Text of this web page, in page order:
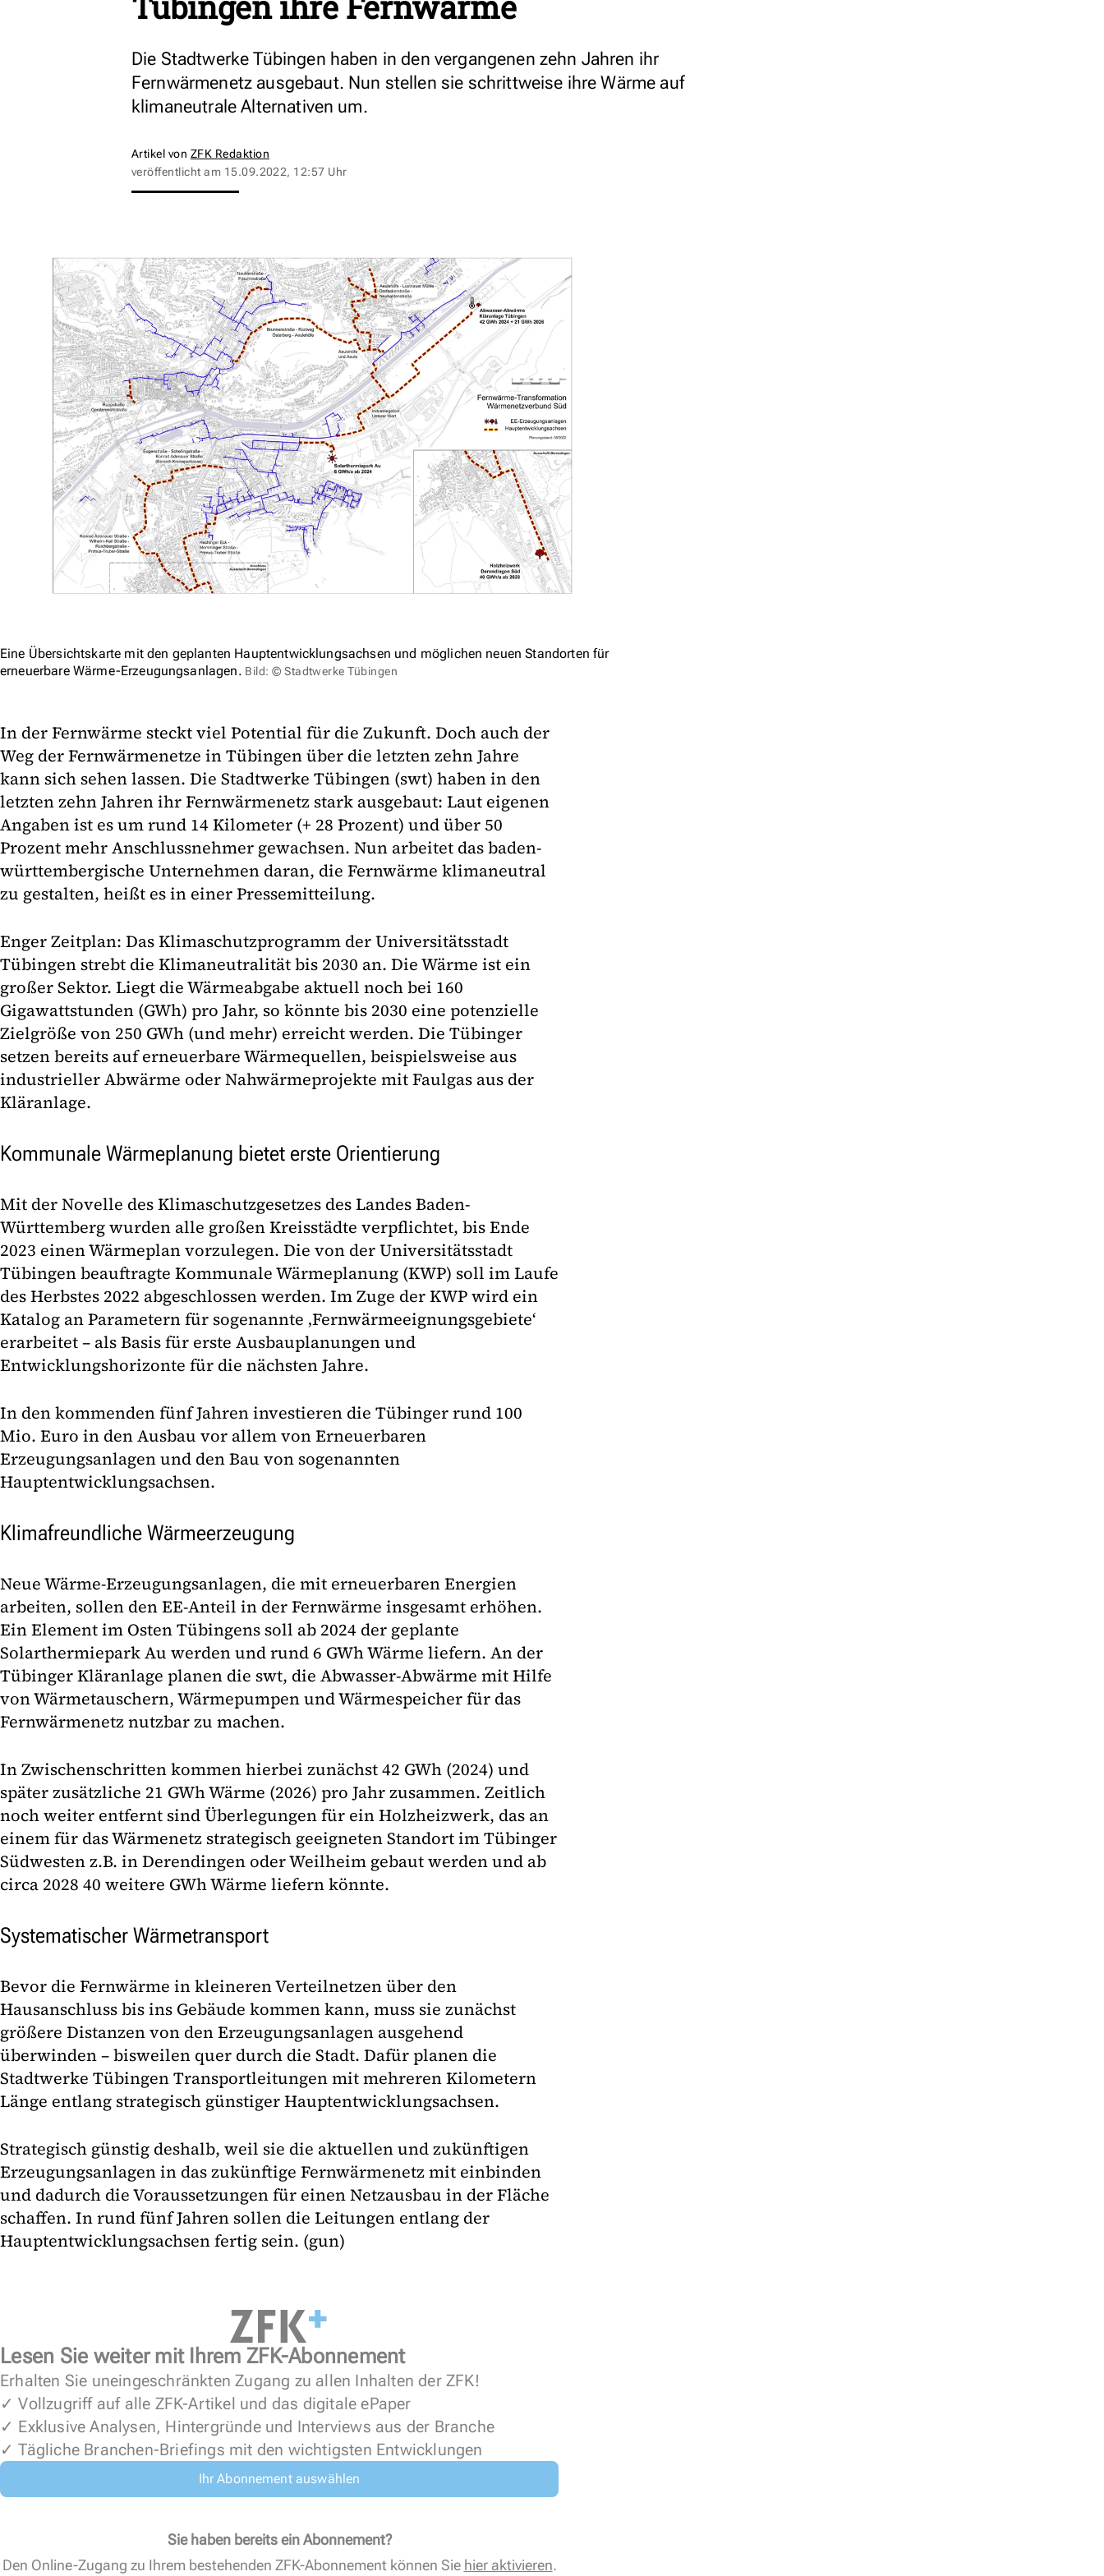
Die Stadtwerke Tübingen haben in den vergangenen zehn Jahren ihr
Fernwärmenetz ausgebaut. Nun stellen sie schrittweise ihre Wärme auf
klimaneutrale Alternativen um.
Artikel von ZFK Redaktion
veröffentlicht am 15.09.2022, 12:57 Uhr
Eine Übersichtskarte mit den geplanten Hauptentwicklungsachsen und möglichen neuen Standorten für
erneuerbare Wärme-Erzeugungsanlagen. Bild: © Stadtwerke Tübingen
In der Fernwärme steckt viel Potential für die Zukunft. Doch auch der
Weg der Fernwärmenetze in Tübingen über die letzten zehn Jahre
kann sich sehen lassen. Die Stadtwerke Tübingen (swt) haben in den
letzten zehn Jahren ihr Fernwärmenetz stark ausgebaut: Laut eigenen
Angaben ist es um rund 14 Kilometer (+ 28 Prozent) und über 50
Prozent mehr Anschlussnehmer gewachsen. Nun arbeitet das baden-
württembergische Unternehmen daran, die Fernwärme klimaneutral
zu gestalten, heißt es in einer Pressemitteilung.
Enger Zeitplan: Das Klimaschutzprogramm der Universitätsstadt
Tübingen strebt die Klimaneutralität bis 2030 an. Die Wärme ist ein
großer Sektor. Liegt die Wärmeabgabe aktuell noch bei 160
Gigawattstunden (GWh) pro Jahr, so könnte bis 2030 eine potenzielle
Zielgröße von 250 GWh (und mehr) erreicht werden. Die Tübinger
setzen bereits auf erneuerbare Wärmequellen, beispielsweise aus
industrieller Abwärme oder Nahwärmeprojekte mit Faulgas aus der
Kläranlage.
Kommunale Wärmeplanung bietet erste Orientierung
Mit der Novelle des Klimaschutzgesetzes des Landes Baden-
Württemberg wurden alle großen Kreisstädte verpflichtet, bis Ende
2023 einen Wärmeplan vorzulegen. Die von der Universitätsstadt
Tübingen beauftragte Kommunale Wärmeplanung (KWP) soll im Laufe
des Herbstes 2022 abgeschlossen werden. Im Zuge der KWP wird ein
Katalog an Parametern für sogenannte ‚Fernwärmeeignungsgebiete‘
erarbeitet – als Basis für erste Ausbauplanungen und
Entwicklungshorizonte für die nächsten Jahre.
In den kommenden fünf Jahren investieren die Tübinger rund 100
Mio. Euro in den Ausbau vor allem von Erneuerbaren
Erzeugungsanlagen und den Bau von sogenannten
Hauptentwicklungsachsen.
Klimafreundliche Wärmeerzeugung
Neue Wärme-Erzeugungsanlagen, die mit erneuerbaren Energien
arbeiten, sollen den EE-Anteil in der Fernwärme insgesamt erhöhen.
Ein Element im Osten Tübingens soll ab 2024 der geplante
Solarthermiepark Au werden und rund 6 GWh Wärme liefern. An der
Tübinger Kläranlage planen die swt, die Abwasser-Abwärme mit Hilfe
von Wärmetauschern, Wärmepumpen und Wärmespeicher für das
Fernwärmenetz nutzbar zu machen.
In Zwischenschritten kommen hierbei zunächst 42 GWh (2024) und
später zusätzliche 21 GWh Wärme (2026) pro Jahr zusammen. Zeitlich
noch weiter entfernt sind Überlegungen für ein Holzheizwerk, das an
einem für das Wärmenetz strategisch geeigneten Standort im Tübinger
Südwesten z.B. in Derendingen oder Weilheim gebaut werden und ab
circa 2028 40 weitere GWh Wärme liefern könnte.
Systematischer Wärmetransport
Bevor die Fernwärme in kleineren Verteilnetzen über den
Hausanschluss bis ins Gebäude kommen kann, muss sie zunächst
größere Distanzen von den Erzeugungsanlagen ausgehend
überwinden – bisweilen quer durch die Stadt. Dafür planen die
Stadtwerke Tübingen Transportleitungen mit mehreren Kilometern
Länge entlang strategisch günstiger Hauptentwicklungsachsen.
Strategisch günstig deshalb, weil sie die aktuellen und zukünftigen
Erzeugungsanlagen in das zukünftige Fernwärmenetz mit einbinden
und dadurch die Voraussetzungen für einen Netzausbau in der Fläche
schaffen. In rund fünf Jahren sollen die Leitungen entlang der
Hauptentwicklungsachsen fertig sein. (gun)
Lesen Sie weiter mit Ihrem ZFK-Abonnement
Erhalten Sie uneingeschränkten Zugang zu allen Inhalten der ZFK!
✓ Vollzugriff auf alle ZFK-Artikel und das digitale ePaper
✓ Exklusive Analysen, Hintergründe und Interviews aus der Branche
✓ Tägliche Branchen-Briefings mit den wichtigsten Entwicklungen
Ihr Abonnement auswählen
Sie haben bereits ein Abonnement?
Den Online-Zugang zu Ihrem bestehenden ZFK-Abonnement können Sie hier aktivieren.